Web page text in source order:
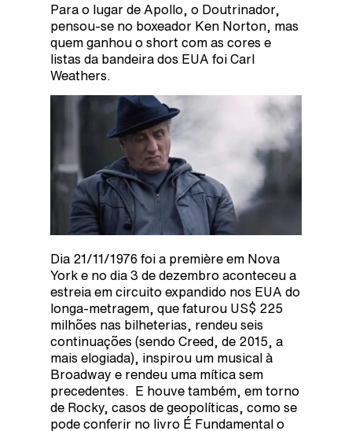
Para o lugar de Apollo, o Doutrinador,
pensou-se no boxeador Ken Norton, mas
quem ganhou o short com as cores e
listas da bandeira dos EUA foi Carl
Weathers.
Dia 21/11/1976 foi a première em Nova
York e no dia 3 de dezembro aconteceu a
estreia em circuito expandido nos EUA do
longa-metragem, que faturou US$ 225
milhões nas bilheterias, rendeu seis
continuações (sendo Creed, de 2015, a
mais elogiada), inspirou um musical à
Broadway e rendeu uma mítica sem
precedentes. E houve também, em torno
de Rocky, casos de geopolíticas, como se
pode conferir no livro É Fundamental o